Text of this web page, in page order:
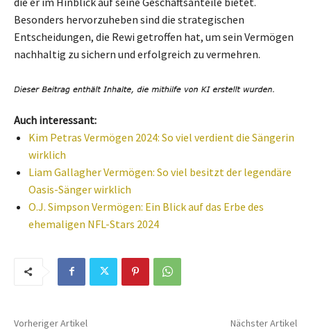
Besonders hervorzuheben sind die strategischen
Entscheidungen, die Rewi getroffen hat, um sein Vermögen
nachhaltig zu sichern und erfolgreich zu vermehren.
Auch interessant:
Kim Petras Vermögen 2024: So viel verdient die Sängerin
wirklich
Liam Gallagher Vermögen: So viel besitzt der legendäre
Oasis-Sänger wirklich
O.J. Simpson Vermögen: Ein Blick auf das Erbe des
ehemaligen NFL-Stars 2024
Vorheriger Artikel Nächster Artikel